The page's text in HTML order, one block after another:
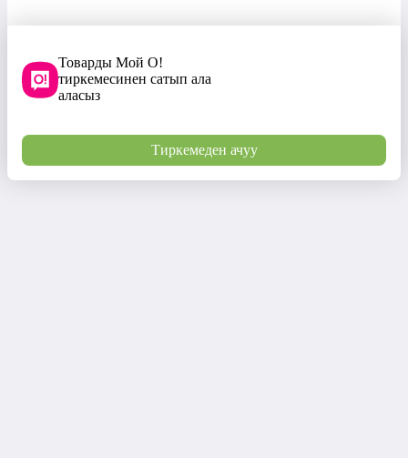
Товарды Мой О!
тиркемесинен сатып ала
аласыз
Тиркемеден ачуу